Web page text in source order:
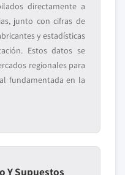
directamente a
junto con cifras de
y estadísticas
Estos datos se
regionales para
fundamentada en la
Y Supuestos